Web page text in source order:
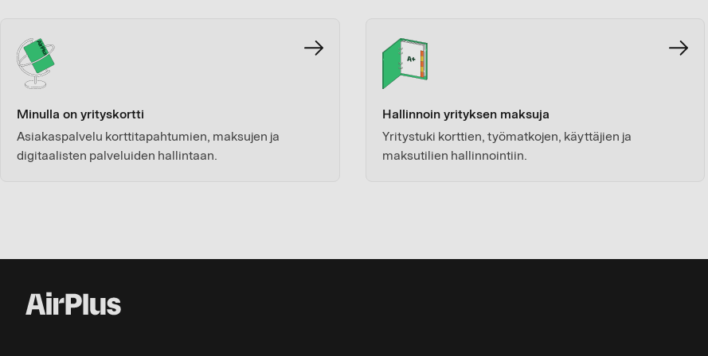
Minulla on yrityskortti
Asiakaspalvelu korttitapahtumien, maksujen ja
digitaalisten palveluiden hallintaan.
Hallinnoin yrityksen maksuja
Yritystuki korttien, työmatkojen, käyttäjien ja
maksutilien hallinnointiin.